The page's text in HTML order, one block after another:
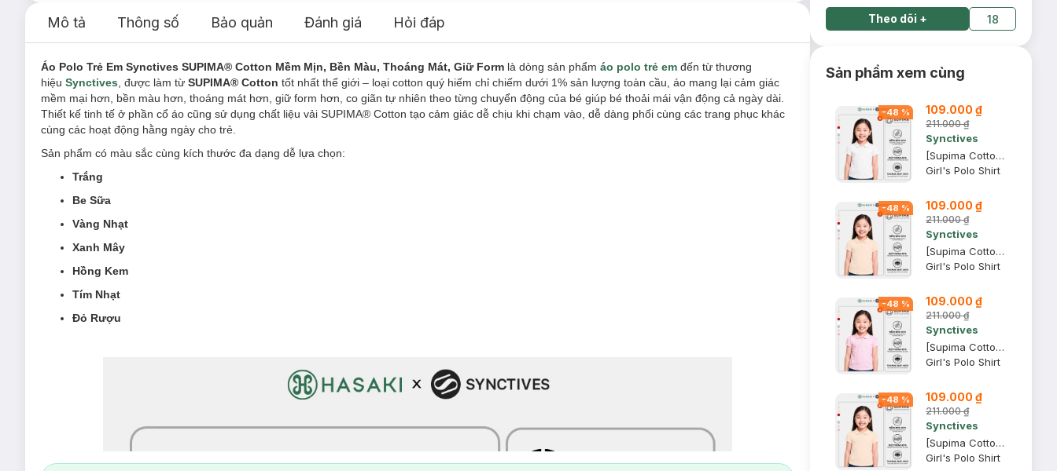
Mô tả Thông số Bảo quản Đánh giá Hỏi đáp
Áo Polo Trẻ Em Synctives SUPIMA® Cotton Mềm Mịn, Bền Màu, Thoáng Mát, Giữ Form là dòng sản phẩm áo polo trẻ em đến từ thương
hiệu Synctives , được làm từ SUPIMA® Cotton tốt nhất thế giới – loại cotton quý hiếm chỉ chiếm dưới 1% sản lượng toàn cầu, áo mang lại cảm giác
mềm mại hơn, bền màu hơn, thoáng mát hơn, giữ form hơn, co giãn tự nhiên theo từng chuyển động của bé giúp bé thoải mái vận động cả ngày dài.
Thiết kế tinh tế ở phần cổ áo cũng sử dụng chất liệu vải SUPIMA® Cotton tạo cảm giác dễ chịu khi chạm vào, dễ dàng phối cùng các trang phục khác
cùng các hoạt động hằng ngày cho trẻ.
Sản phẩm có màu sắc cùng kích thước đa dạng dễ lựa chọn:
Trắng
Be Sữa
Vàng Nhạt
Xanh Mây
Hồng Kem
Tím Nhạt
Đỏ Rượu
Theo dõi + 18
Sản phẩm xem cùng
-48 % 109.000 ₫
211.000 ₫
Synctives
[Supima Cotton] Áo Polo Trẻ Em Synctives, Trắng, 8 - CGPO01
Girl's Polo Shirt
-48 % 109.000 ₫
211.000 ₫
Synctives
[Supima Cotton] Áo Polo Trẻ Em Synctives, Be Sữa, 7 - CGPO01
Girl's Polo Shirt
-48 % 109.000 ₫
211.000 ₫
Synctives
[Supima Cotton] Áo Polo Trẻ Em Synctives, Tím Nhạt, 8 - CGPO01
Girl's Polo Shirt
-48 % 109.000 ₫
211.000 ₫
Synctives
[Supima Cotton] Áo Polo Trẻ Em Synctives, Be Sữa, 3T - CGPO01
Girl's Polo Shirt